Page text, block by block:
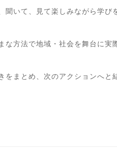
いて、見て楽しみながら学び
方法で地域・社会を舞台に実
まとめ、次のアクションへと